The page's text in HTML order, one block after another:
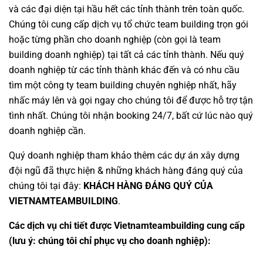
và các đại diện tại hầu hết các tỉnh thành trên toàn quốc.
Chúng tôi cung cấp dịch vụ tổ chức team building trọn gói
hoặc từng phần cho doanh nghiệp (còn gọi là team
building doanh nghiệp) tại tất cả các tỉnh thành. Nếu quý
doanh nghiệp từ các tỉnh thành khác đến và có nhu cầu
tìm một công ty team building chuyên nghiệp nhất, hãy
nhấc máy lên và gọi ngay cho chúng tôi để được hỗ trợ tận
tình nhất. Chúng tôi nhận booking 24/7, bất cứ lúc nào quý
doanh nghiệp cần.
Quý doanh nghiệp tham khảo thêm các dự án xây dựng
đội ngũ đã thực hiện & những khách hàng đáng quý của
chúng tôi tại đây: KHÁCH HÀNG ĐÁNG QUÝ CỦA
VIETNAMTEAMBUILDING.
Các dịch vụ chi tiết được Vietnamteambuilding cung cấp
(lưu ý: chúng tôi chỉ phục vụ cho doanh nghiệp):